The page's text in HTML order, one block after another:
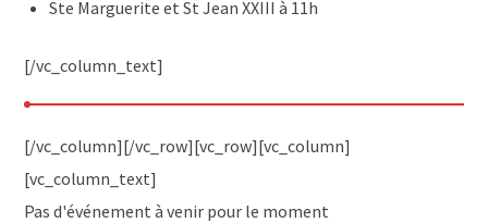
Ste Marguerite et St Jean XXIII à 11h
[/vc_column_text]
[/vc_column][/vc_row][vc_row][vc_column]
[vc_column_text]
Pas d'événement à venir pour le moment